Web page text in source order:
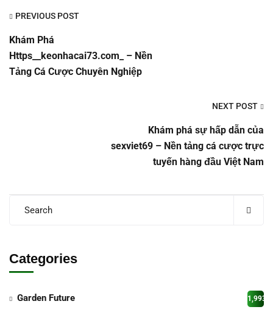
PREVIOUS POST
Khám Phá
Https__keonhacai73.com_ – Nền
Tảng Cá Cược Chuyên Nghiệp
NEXT POST
Khám phá sự hấp dẫn của
sexviet69 – Nền tảng cá cược trực
tuyến hàng đầu Việt Nam
Categories
Garden Future 1,993